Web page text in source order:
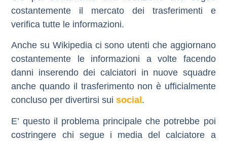
costantemente il mercato dei trasferimenti e
verifica tutte le informazioni.
Anche su Wikipedia ci sono utenti che aggiornano
costantemente le informazioni a volte facendo
danni inserendo dei calciatori in nuove squadre
anche quando il trasferimento non è ufficialmente
concluso per divertirsi suisocial .
E’ questo il problema principale che potrebbe poi
costringere chi segue i media del calciatore a